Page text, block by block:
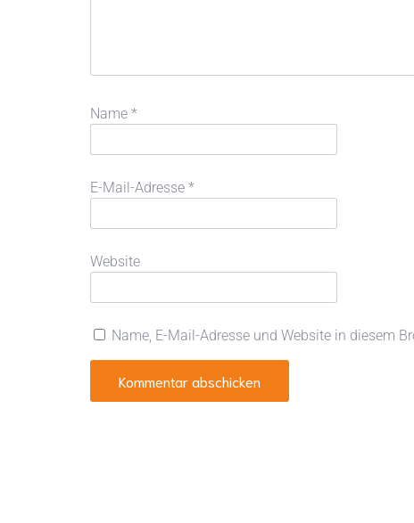
Name *
E-Mail-Adresse *
Website
Name, E-Mail-Adresse und Website in diesem